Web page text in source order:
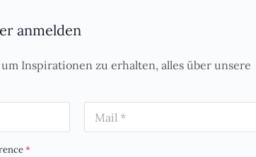
anmelden
Inspirationen zu erhalten, alles über unsere
a
*